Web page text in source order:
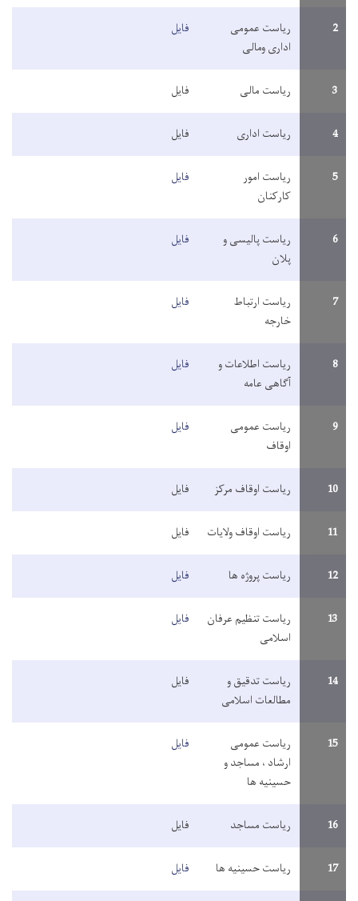
2
ریاست عمومی
اداری ومالی
فایل
3 ریاست مالی فایل
4 ریاست اداری فایل
5
ریاست امور
کارکنان
فایل
6
ریاست پالیسی و
پلان
فایل
7
ریاست ارتباط
خارجه
فایل
8
ریاست اطلاعات و
آگاهی عامه
فایل
9
ریاست عمومی
اوقاف
فایل
10 ریاست اوقاف مرکز فایل
11 ریاست اوقاف ولایات فایل
12 ریاست پروژه ها فایل
13
ریاست تنظیم عرفان
اسلامی
فایل
14
ریاست تدقیق و
مطالعات اسلامی
فایل
15
ریاست عمومی
ارشاد ، مساجد و
حسینیه ها
فایل
16 ریاست مساجد فایل
17 ریاست حسینیه ها فایل